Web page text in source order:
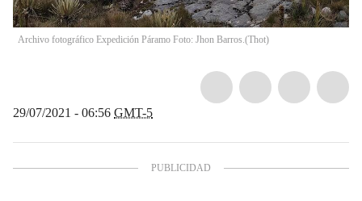
Archivo fotográfico Expedición Páramo Foto: Jhon Barros.(Thot)
29/07/2021 - 06:56 GMT-5